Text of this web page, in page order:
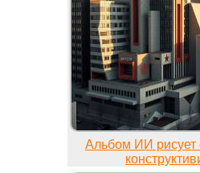
Альбом ИИ рисует